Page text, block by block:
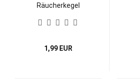
Räucherkegel
1,99 EUR